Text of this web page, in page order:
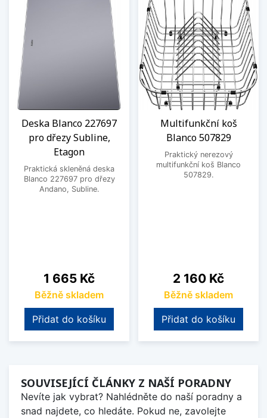
Deska Blanco 227697
pro dřezy Subline,
Etagon
Praktická skleněná deska
Blanco 227697 pro dřezy
Andano, Subline.
Cena
1 665 Kč
Běžně skladem
Přidat do košíku
Multifunkční koš
Blanco 507829
Praktický nerezový
multifunkční koš Blanco
507829.
Cena
2 160 Kč
Běžně skladem
Přidat do košíku
SOUVISEJÍCÍ ČLÁNKY Z NAŠÍ PORADNY
Nevíte jak vybrat? Nahlédněte do naší poradny a
snad najdete, co hledáte. Pokud ne, zavolejte